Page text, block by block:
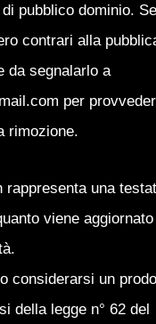
pubblico dominio.
contrari alla
da segnalarlo a
per
rimozione.
rappresenta una
viene
considerarsi un
della legge n° 62 del